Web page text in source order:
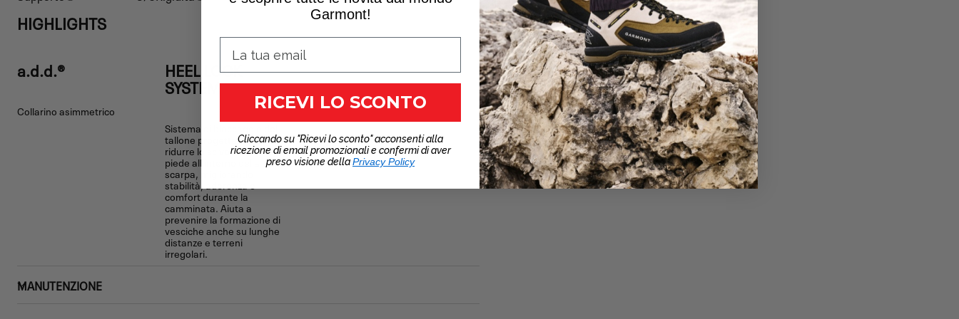
HIGHLIGHTS
a.d.d.®
Collarino asimmetrico
HEEL LOCK
SYSTEM
Sistema di bloccaggio del
tallone progettato per
ridurre lo scivolamento del
piede all’interno della
scarpa, migliorando
stabilità, aderenza e
comfort durante la
camminata. Aiuta a
prevenire la formazione di
vesciche anche su lunghe
distanze e terreni
irregolari.
MANUTENZIONE
Garmont!
RICEVI LO SCONTO
Cliccando su "Ricevi lo sconto" acconsenti alla
ricezione di email promozionali e confermi di aver
preso visione dellaPrivacy Policy